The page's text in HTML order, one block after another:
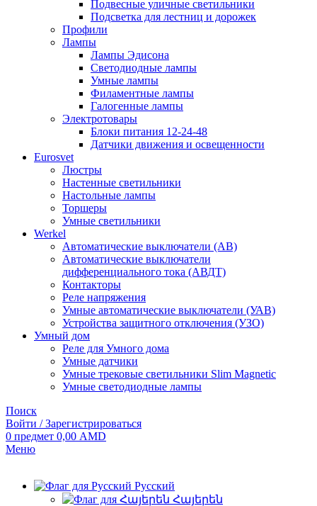
Подвесные уличные светильники
Подсветка для лестниц и дорожек
Профили
Лампы
Лампы Эдисона
Светодиодные лампы
Умные лампы
Филаментные лампы
Галогенные лампы
Электротовары
Блоки питания 12-24-48
Датчики движения и освещенности
Eurosvet
Люстры
Настенные светильники
Настольные лампы
Торшеры
Умные светильники
Werkel
Автоматические выключатели (АВ)
Автоматические выключатели
дифференциального тока (АВДТ)
Контакторы
Реле напряжения
Умные автоматические выключатели (УАВ)
Устройства защитного отключения (УЗО)
Умный дом
Реле для Умного дома
Умные датчики
Умные трековые светильники Slim Magnetic
Умные светодиодные лампы
Поиск
Войти / Зарегистрироваться
0 предмет 0,00 AMD
Меню
Русский
Հայերեն